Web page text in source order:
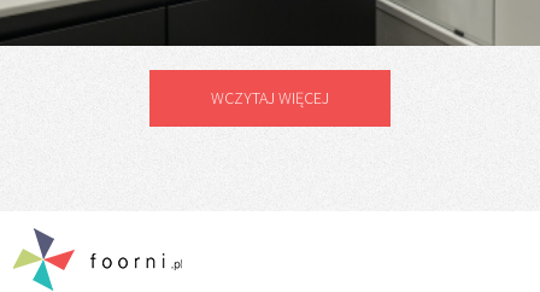
WCZYTAJ WIĘCEJ